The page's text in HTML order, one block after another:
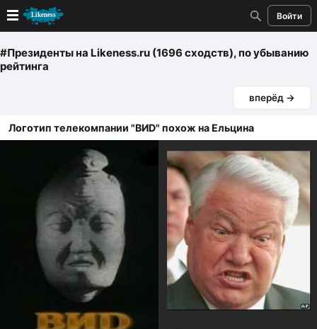
Войти
Новые
Голосование
Кандидаты
Случайное сходство 👍
Создать сходство
Для публикации необходима авторизация
#Президентына Likeness.ru (1696 сходств), по убыванию
рейтинга
вперёд →
Логотип телекомпании "ВИD" похож на Ельцина